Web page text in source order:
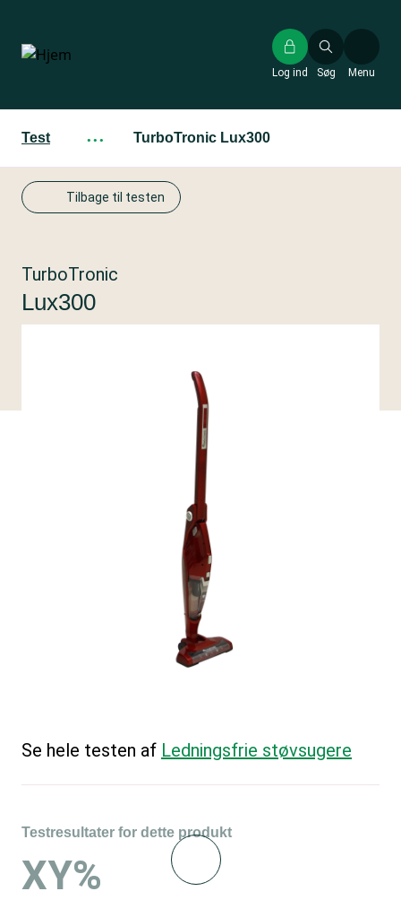
hovedindhold
Søg
Log ind Menu
Test ··· TurboTronic Lux300
Tilbage til testen
TurboTronic
Lux300
Se hele testen af Ledningsfrie støvsugere
Testresultater for dette produkt
XY%